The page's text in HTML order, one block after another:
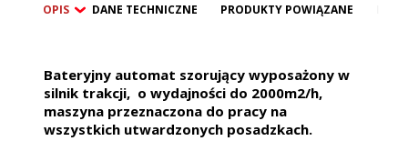
OPIS DANE TECHNICZNE PRODUKTY POWIĄZANE
Bateryjny automat szorujący wyposażony w
silnik trakcji, o wydajności do 2000m2/h,
maszyna przeznaczona do pracy na
wszystkich utwardzonych posadzkach.